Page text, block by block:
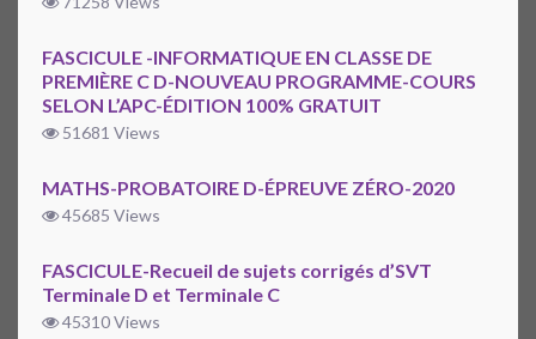
FASCICULE -INFORMATIQUE EN CLASSE DE
PREMIÈRE C D-NOUVEAU PROGRAMME-COURS
SELON L’APC-ÉDITION 100% GRATUIT
51681 Views
MATHS-PROBATOIRE D-ÉPREUVE ZÉRO-2020
45685 Views
FASCICULE-Recueil de sujets corrigés d’SVT
Terminale D et Terminale C
45310 Views